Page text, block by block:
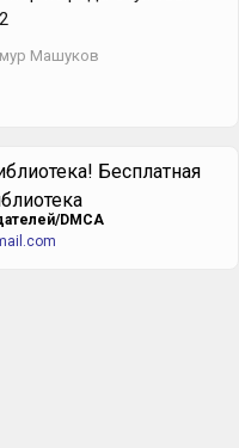
Машуков
Бесплатная
DMCA